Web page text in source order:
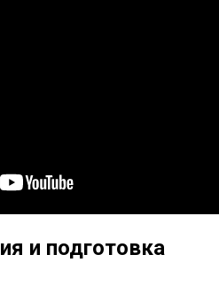
и подготовка